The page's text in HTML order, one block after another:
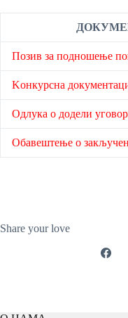
Позив за подношење
Kонкурсна
Одлука о додели
Обавештење о
Share your love